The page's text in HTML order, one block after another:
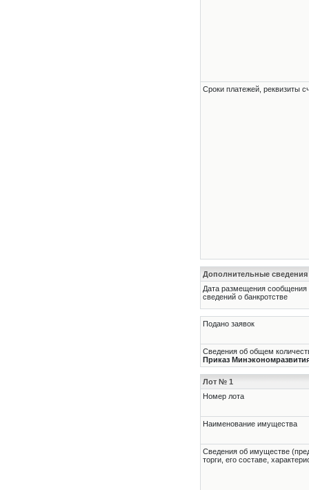
Сроки платежей, реквизиты
Дополнительные сведения
Дата размещения
сведений о банкротстве
Подано заявок
Сведения об общем
Приказ
Лот № 1
Номер лота
Наименование имущества
Cведения об имуществе
торги, его составе,